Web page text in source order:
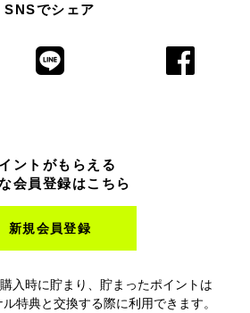
SNSでシェア
ントがもらえる
会員登録はこちら
新規会員登録
入時に貯まり、貯まったポイントは
特典と交換する際に利用できます。